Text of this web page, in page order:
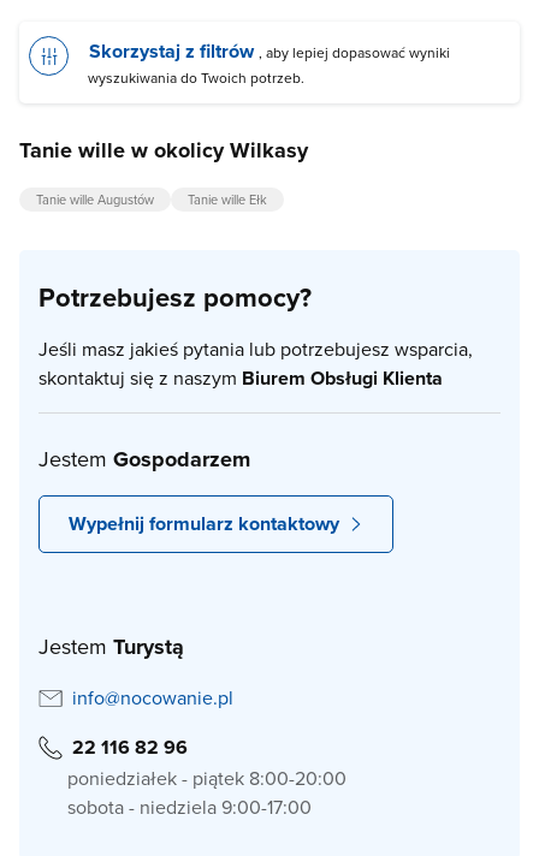
Skorzystaj z filtrów , aby lepiej dopasować wyniki
wyszukiwania do Twoich potrzeb.
Tanie wille w okolicy Wilkasy
Tanie wille Augustów Tanie wille Ełk
Potrzebujesz pomocy?
Jeśli masz jakieś pytania lub potrzebujesz wsparcia,
skontaktuj się z naszym Biurem Obsługi Klienta
Jestem Gospodarzem
Wypełnij formularz kontaktowy
Jestem Turystą
info@nocowanie.pl
22 116 82 96
poniedziałek - piątek 8:00-20:00
sobota - niedziela 9:00-17:00